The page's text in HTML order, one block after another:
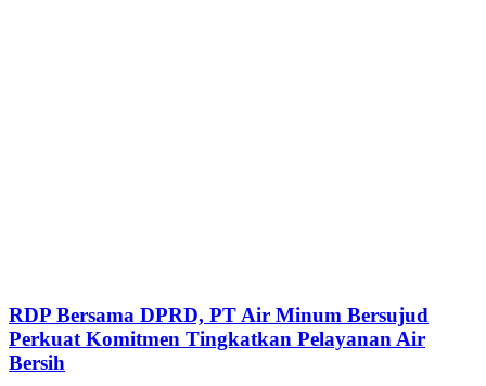
RDP Bersama DPRD, PT Air Minum Bersujud
Perkuat Komitmen Tingkatkan Pelayanan Air
Bersih